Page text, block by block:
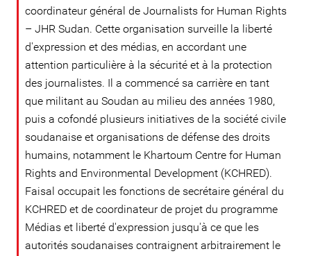
coordinateur général de Journalists for Human Rights
– JHR Sudan. Cette organisation surveille la liberté
d'expression et des médias, en accordant une
attention particulière à la sécurité et à la protection
des journalistes. Il a commencé sa carrière en tant
que militant au Soudan au milieu des années 1980,
puis a cofondé plusieurs initiatives de la société civile
soudanaise et organisations de défense des droits
humains, notamment le Khartoum Centre for Human
Rights and Environmental Development (KCHRED).
Faisal occupait les fonctions de secrétaire général du
KCHRED et de coordinateur de projet du programme
Médias et liberté d'expression jusqu'à ce que les
autorités soudanaises contraignent arbitrairement le